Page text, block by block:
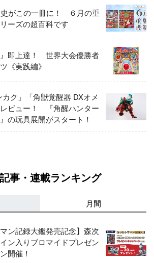
がこの一冊に！ ６月の重
ーズの超百科です
』即上達！ 世界大会優勝者
《実践編》
カク」「角獣覚醒器 DXオメ
ビュー！ 『角醒ハンター
の玩具展開がスタート！
事・連載ランキング
月間
マン記録大鑑発売記念】森次
ン入りブロマイドプレゼン
開催！